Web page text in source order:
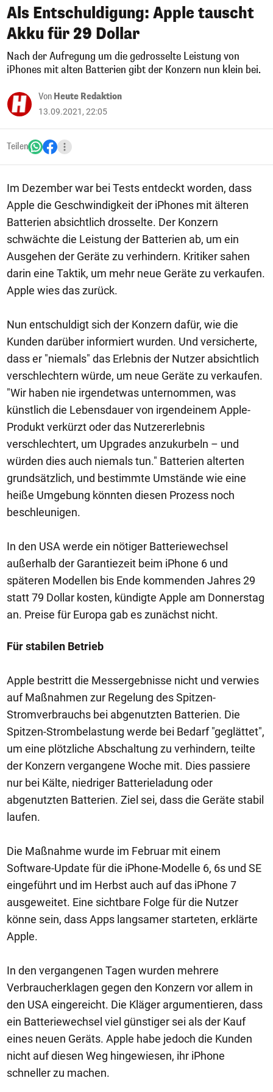
Als Entschuldigung: Apple tauscht
Akku für 29 Dollar
Nach der Aufregung um die gedrosselte Leistung von
iPhones mit alten Batterien gibt der Konzern nun klein bei.
Von Heute Redaktion
13.09.2021, 22:05
Teilen
Im Dezember war bei Tests entdeckt worden, dass
Apple die Geschwindigkeit der iPhones mit älteren
Batterien absichtlich drosselte. Der Konzern
schwächte die Leistung der Batterien ab, um ein
Ausgehen der Geräte zu verhindern. Kritiker sahen
darin eine Taktik, um mehr neue Geräte zu verkaufen.
Apple wies das zurück.
Nun entschuldigt sich der Konzern dafür, wie die
Kunden darüber informiert wurden. Und versicherte,
dass er "niemals" das Erlebnis der Nutzer absichtlich
verschlechtern würde, um neue Geräte zu verkaufen.
"Wir haben nie irgendetwas unternommen, was
künstlich die Lebensdauer von irgendeinem Apple-
Produkt verkürzt oder das Nutzererlebnis
verschlechtert, um Upgrades anzukurbeln – und
würden dies auch niemals tun." Batterien alterten
grundsätzlich, und bestimmte Umstände wie eine
heiße Umgebung könnten diesen Prozess noch
beschleunigen.
In den USA werde ein nötiger Batteriewechsel
außerhalb der Garantiezeit beim iPhone 6 und
späteren Modellen bis Ende kommenden Jahres 29
statt 79 Dollar kosten, kündigte Apple am Donnerstag
an. Preise für Europa gab es zunächst nicht.
Für stabilen Betrieb
Apple bestritt die Messergebnisse nicht und verwies
auf Maßnahmen zur Regelung des Spitzen-
Stromverbrauchs bei abgenutzten Batterien. Die
Spitzen-Strombelastung werde bei Bedarf "geglättet",
um eine plötzliche Abschaltung zu verhindern, teilte
der Konzern vergangene Woche mit. Dies passiere
nur bei Kälte, niedriger Batterieladung oder
abgenutzten Batterien. Ziel sei, dass die Geräte stabil
laufen.
Die Maßnahme wurde im Februar mit einem
Software-Update für die iPhone-Modelle 6, 6s und SE
eingeführt und im Herbst auch auf das iPhone 7
ausgeweitet. Eine sichtbare Folge für die Nutzer
könne sein, dass Apps langsamer starteten, erklärte
Apple.
In den vergangenen Tagen wurden mehrere
Verbraucherklagen gegen den Konzern vor allem in
den USA eingereicht. Die Kläger argumentieren, dass
ein Batteriewechsel viel günstiger sei als der Kauf
eines neuen Geräts. Apple habe jedoch die Kunden
nicht auf diesen Weg hingewiesen, ihr iPhone
schneller zu machen.